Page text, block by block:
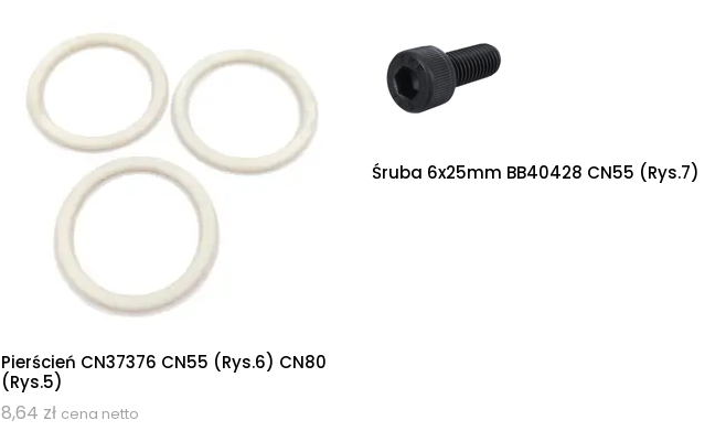
Pierścień CN37376 CN55 (Rys.6) CN80
(Rys.5)
8,64 zł cena netto
Śruba 6x25mm BB40428 CN55 (rys.7)